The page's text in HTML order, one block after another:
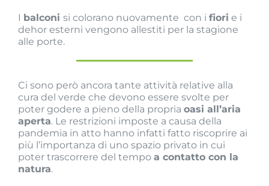
I balconi si colorano nuovamente con i fiori e i
dehor esterni vengono allestiti per la stagione
alle porte.
Ci sono però ancora tante attività relative alla
cura del verde che devono essere svolte per
poter godere a pieno della propria oasi all’aria
aperta. Le restrizioni imposte a causa della
pandemia in atto hanno infatti fatto riscoprire ai
più l’importanza di uno spazio privato in cui
poter trascorrere del tempo a contatto con la
natura.